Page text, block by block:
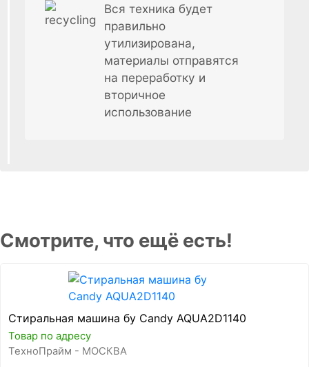
Вся техника будет
правильно
утилизирована,
материалы отправятся
на переработку и
вторичное
использование
Смотрите, что ещё есть!
Стиральная машина бу Candy AQUA2D1140
Товар по адресу
ТехноПрайм - МОСКВА